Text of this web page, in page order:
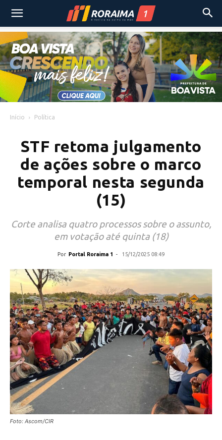
Início Política
STF retoma julgamento
de ações sobre o marco
temporal nesta segunda
(15)
Corte analisa quatro processos sobre o assunto,
em votação até quinta (18)
Por Portal Roraima 1 - 15/12/2025 08:49
Foto: Ascom/CIR